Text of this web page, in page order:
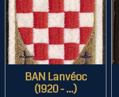
BAN Lanvéoc
(1920 - ...)